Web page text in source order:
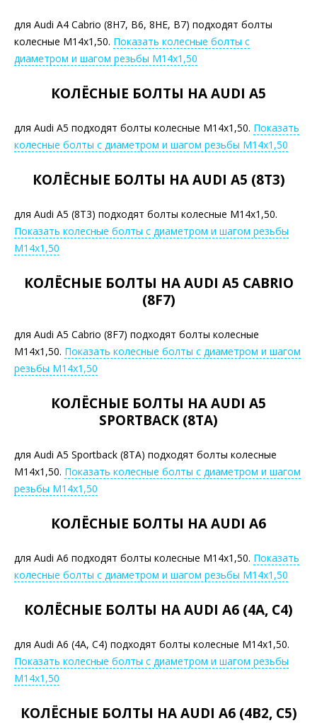
для Audi A4 Cabrio (8H7, B6, 8HE, B7) подходят болты
колесные М14х1,50. Показать колесные болты с
диаметром и шагом резьбы М14х1,50
КОЛЁСНЫЕ БОЛТЫ НА AUDI A5
для Audi A5 подходят болты колесные М14х1,50. Показать
колесные болты с диаметром и шагом резьбы М14х1,50
КОЛЁСНЫЕ БОЛТЫ НА AUDI A5 (8T3)
для Audi A5 (8T3) подходят болты колесные М14х1,50.
Показать колесные болты с диаметром и шагом резьбы
М14х1,50
КОЛЁСНЫЕ БОЛТЫ НА AUDI A5 CABRIO
(8F7)
для Audi A5 Cabrio (8F7) подходят болты колесные
М14х1,50. Показать колесные болты с диаметром и шагом
резьбы М14х1,50
КОЛЁСНЫЕ БОЛТЫ НА AUDI A5
SPORTBACK (8TA)
для Audi A5 Sportback (8TA) подходят болты колесные
М14х1,50. Показать колесные болты с диаметром и шагом
резьбы М14х1,50
КОЛЁСНЫЕ БОЛТЫ НА AUDI A6
для Audi A6 подходят болты колесные М14х1,50. Показать
колесные болты с диаметром и шагом резьбы М14х1,50
КОЛЁСНЫЕ БОЛТЫ НА AUDI A6 (4A, C4)
для Audi A6 (4A, C4) подходят болты колесные М14х1,50.
Показать колесные болты с диаметром и шагом резьбы
М14х1,50
КОЛЁСНЫЕ БОЛТЫ НА AUDI A6 (4B2, C5)